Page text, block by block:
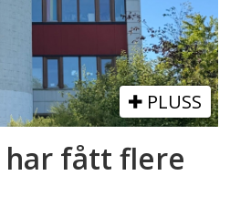
PLUSS
har fått flere